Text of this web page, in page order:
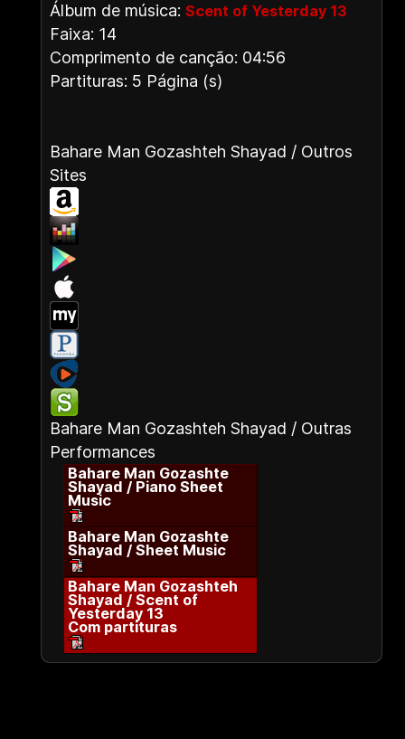
Álbum de música: Scent of Yesterday 13
Faixa: 14
Comprimento de canção: 04:56
Partituras: 5 Página (s)
Bahare Man Gozashteh Shayad / Outros
Sites
Bahare Man Gozashteh Shayad / Outras
Performances
Bahare Man Gozashte
Shayad / Piano Sheet
Music
Bahare Man Gozashte
Shayad / Sheet Music
Bahare Man Gozashteh
Shayad / Scent of
Yesterday 13
Com partituras